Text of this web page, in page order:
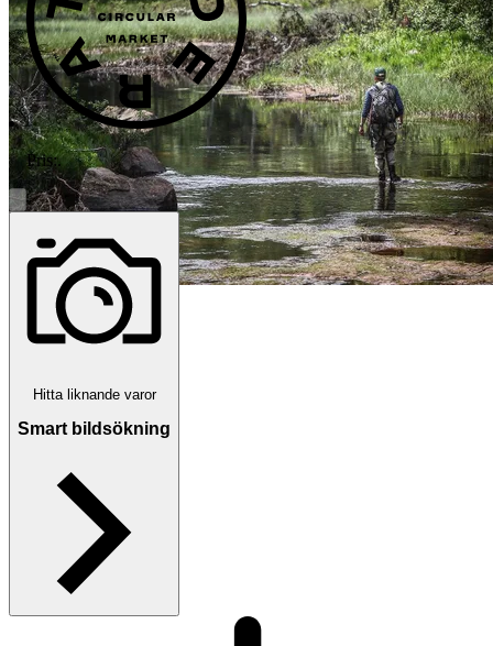
Pris:.
Hitta liknande varor
Smart bildsökning